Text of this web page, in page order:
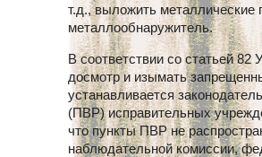
т.д., выложить металлические
металлообнаружитель.
В соответствии со статьей
досмотр и изымать
устанавливается
(ПВР) исправительных
что пункты ПВР не
наблюдательной комиссии,